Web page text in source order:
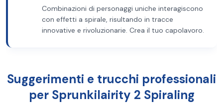
Combinazioni di personaggi uniche interagiscono
con effetti a spirale, risultando in tracce
innovative e rivoluzionarie. Crea il tuo capolavoro.
Suggerimenti e trucchi professionali
per Sprunkilairity 2 Spiraling